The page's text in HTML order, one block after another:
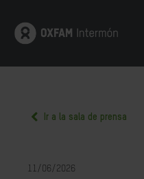
Ir a la sala de prensa
11/06/2026